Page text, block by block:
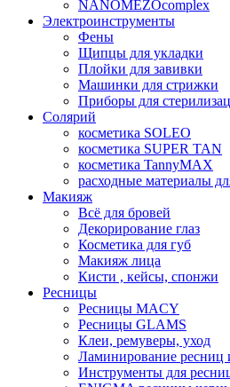
NANOMEZOcomplex
Электроинструменты
Фены
Щипцы для укладки
Плойки для завивки
Машинки для стрижки
Приборы для
Солярий
косметика SOLEO
косметика SUPER TAN
косметика TannyMAX
расходные материалы
Макияж
Всё для бровей
Декорирование глаз
Косметика для губ
Макияж лица
Кисти , кейсы, спонжи
Ресницы
Ресницы MACY
Ресницы GLAMS
Клеи, ремуверы, уход
Ламинирование ресниц
Инструменты для